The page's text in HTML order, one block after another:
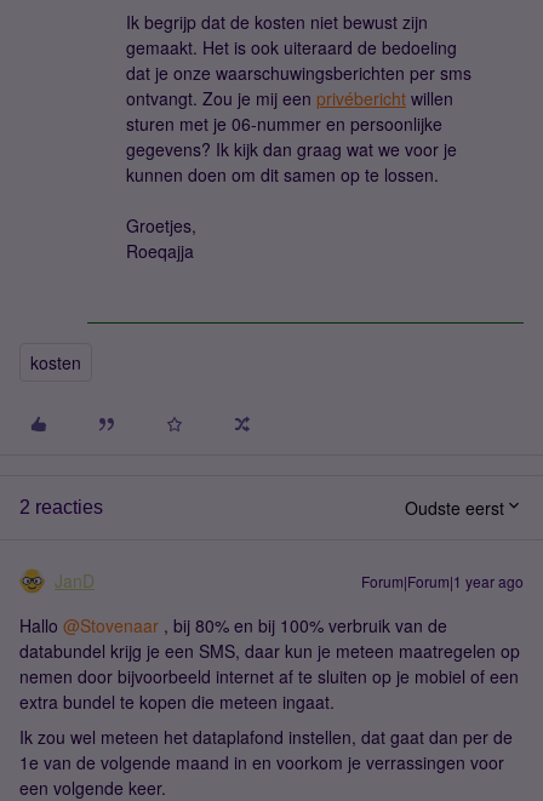
Ik begrijp dat de kosten niet bewust zijn
gemaakt. Het is ook uiteraard de bedoeling
dat je onze waarschuwingsberichten per sms
ontvangt. Zou je mij een privébericht willen
sturen met je 06-nummer en persoonlijke
gegevens? Ik kijk dan graag wat we voor je
kunnen doen om dit samen op te lossen.
Groetjes,
Roeqajja
kosten
2 reacties Oudste eerst
JanD Forum|Forum|1 year ago
Hallo @Stovenaar , bij 80% en bij 100% verbruik van de
databundel krijg je een SMS, daar kun je meteen maatregelen op
nemen door bijvoorbeeld internet af te sluiten op je mobiel of een
extra bundel te kopen die meteen ingaat.
Ik zou wel meteen het dataplafond instellen, dat gaat dan per de
1e van de volgende maand in en voorkom je verrassingen voor
een volgende keer.